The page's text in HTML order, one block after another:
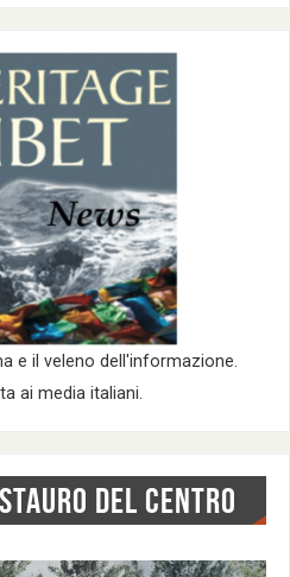
e il veleno dell'informazione.
ai media italiani.
DEL CENTRO